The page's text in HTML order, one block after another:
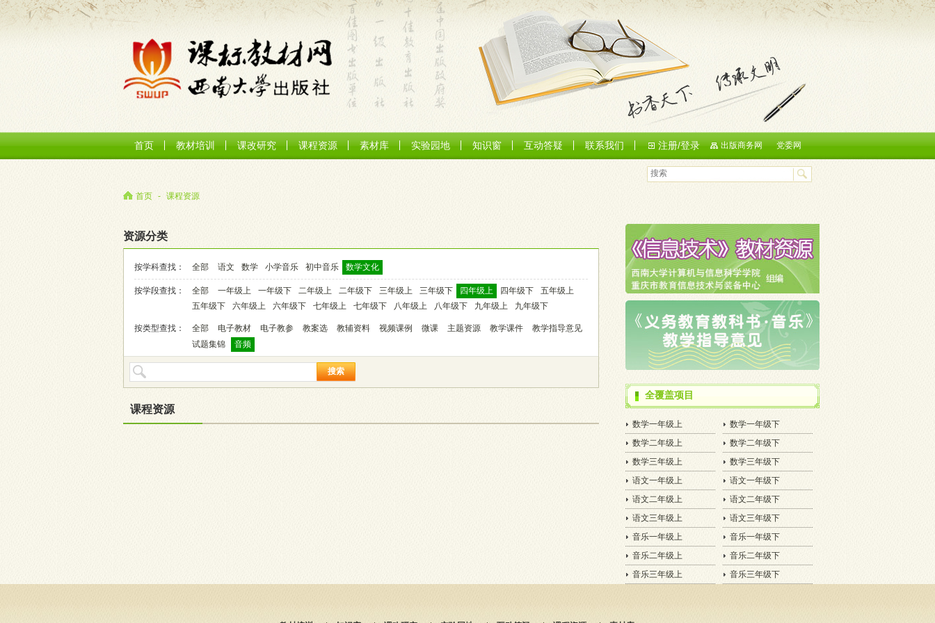
首页 教材培训 课改研究 课程资源 素材库 实验园地 知识窗 互动答疑 联系我们 党委网
出版商务网
注册/登录
首页 - 课程资源
资源分类
按学科查找： 全部 语文 数学 小学音乐 初中音乐 数学文化
按学段查找： 全部 一年级上 一年级下 二年级上 二年级下 三年级上 三年级下 四年级上 四年级下
五年级上
五年级下
六年级上 六年级下 七年级上 七年级下 八年级上 八年级下 九年级上 九年级下
按类型查找： 全部 电子教材 电子教参 教案选 教辅资料 视频课例 微课 主题资源 教学课件
教学指导意见
试题集锦
音频
搜索
课程资源
全覆盖项目
数学一年级上
数学二年级上
数学三年级上
语文一年级上
语文二年级上
语文三年级上
音乐一年级上
音乐二年级上
音乐三年级上
数学一年级下
数学二年级下
数学三年级下
语文一年级下
语文二年级下
语文三年级下
音乐一年级下
音乐二年级下
音乐三年级下